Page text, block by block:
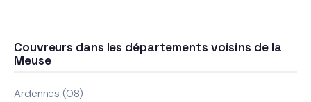
Couvreurs dans les départements voisins de la
Meuse
Ardennes (08)